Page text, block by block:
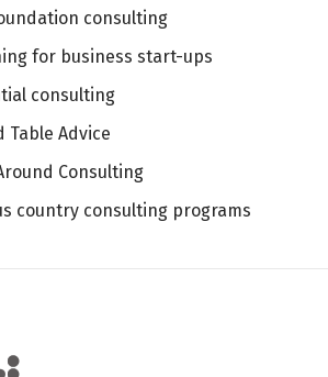
- die W-CONSULT liefert
Konfliktlösungen
consulting
for business start-ups
consulting
Table Advice
Consulting
country consulting programs